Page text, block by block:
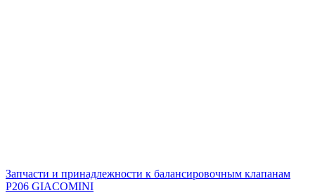
Запчасти и принадлежности к балансировочным клапанам
P206 GIACOMINI